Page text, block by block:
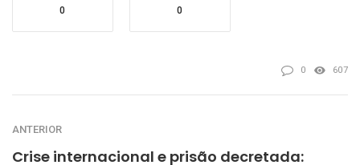
0 0
0 607
ANTERIOR
Crise internacional e prisão decretada: